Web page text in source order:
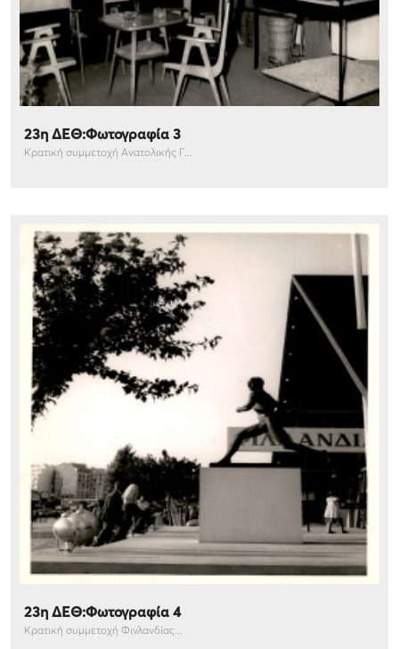
23η ΔΕΘ:Φωτογραφία 3
Κρατική συμμετοχή Ανατολικής Γ...
23η ΔΕΘ:Φωτογραφία 4
Κρατική συμμετοχή Φινλανδίας...